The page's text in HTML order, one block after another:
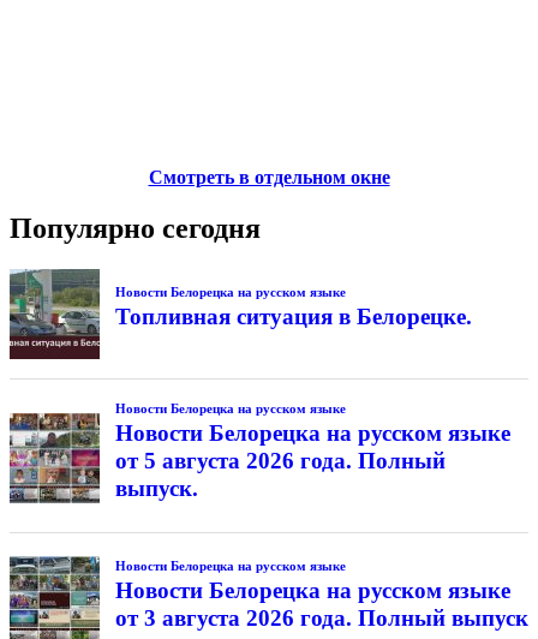
Смотреть в отдельном окне
Популярно сегодня
Новости Белорецка на русском языке
Топливная ситуация в Белорецке.
Новости Белорецка на русском языке
Новости Белорецка на русском языке
от 5 августа 2026 года. Полный
выпуск.
Новости Белорецка на русском языке
Новости Белорецка на русском языке
от 3 августа 2026 года. Полный выпуск